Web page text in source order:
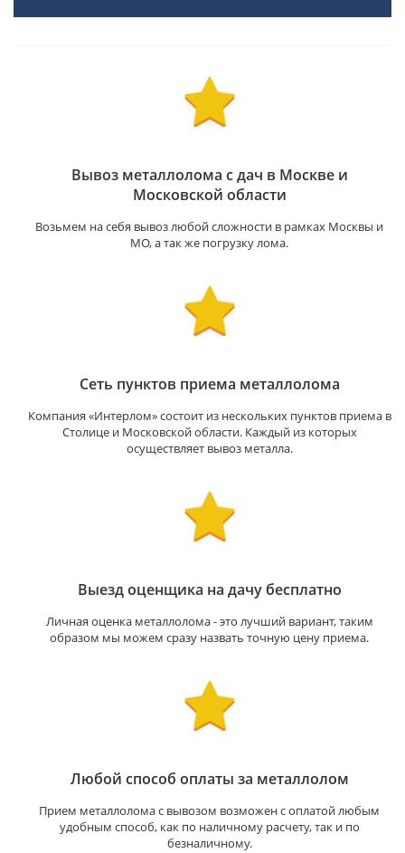
Вывоз металлолома с дач в Москве и
Московской области
Возьмем на себя вывоз любой сложности в рамках Москвы и
МО, а так же погрузку лома.
Сеть пунктов приема металлолома
Компания «Интерлом» состоит из нескольких пунктов приема в
Столице и Московской области. Каждый из которых
осуществляет вывоз металла.
Выезд оценщика на дачу бесплатно
Личная оценка металлолома - это лучший вариант, таким
образом мы можем сразу назвать точную цену приема.
Любой способ оплаты за металлолом
Прием металлолома с вывозом возможен с оплатой любым
удобным способ, как по наличному расчету, так и по
безналичному.